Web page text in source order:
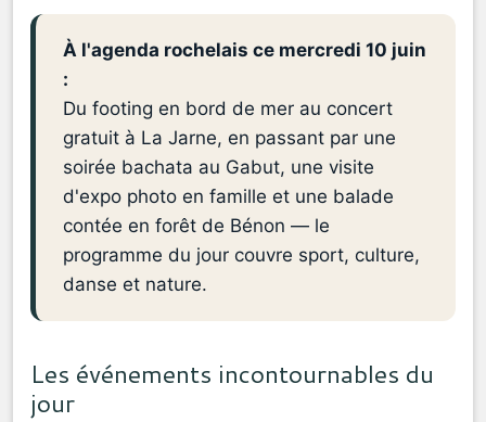
À l'agenda rochelais ce mercredi 10 juin
:
Du footing en bord de mer au concert
gratuit à La Jarne, en passant par une
soirée bachata au Gabut, une visite
d'expo photo en famille et une balade
contée en forêt de Bénon — le
programme du jour couvre sport, culture,
danse et nature.
Les événements incontournables du
jour